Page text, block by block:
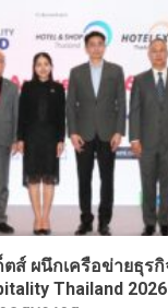
ส์ ผนึกเครือข่ายธุร
Thailand